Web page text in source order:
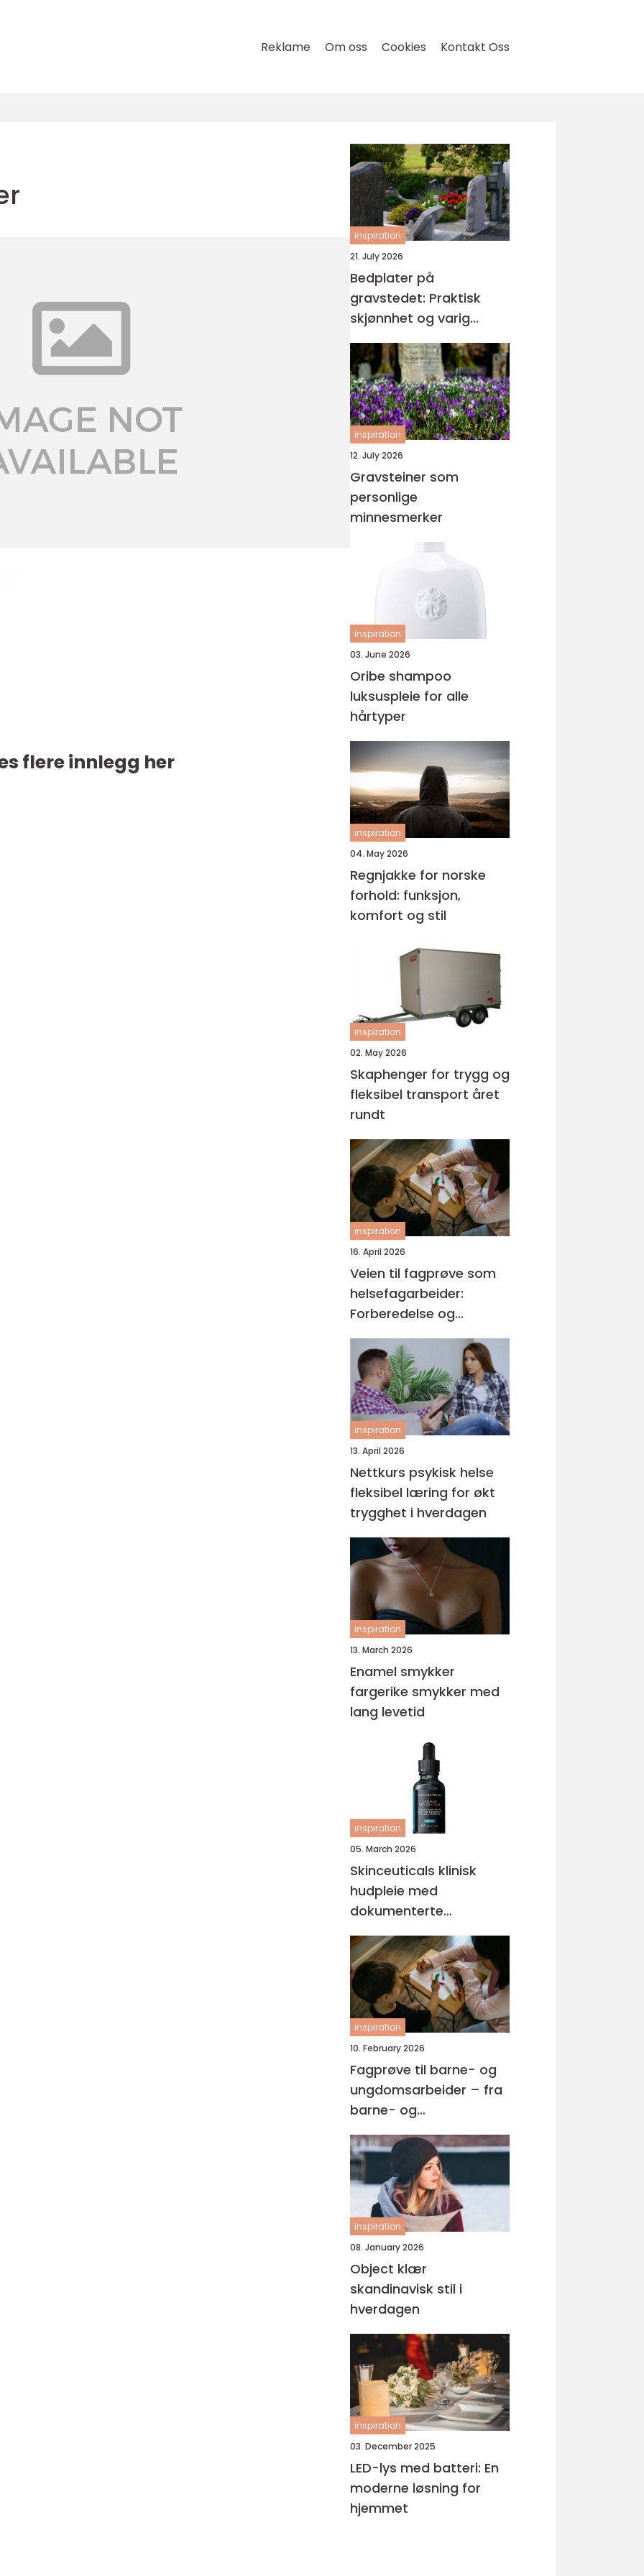
Reklame Om oss Cookies Kontakt Oss
flere innlegg her
inspiration
21. July 2026
Bedplater på
gravstedet: Praktisk
skjønnhet og varig
orden
inspiration
12. July 2026
Gravsteiner som
personlige
minnesmerker
inspiration
03. June 2026
Oribe shampoo
luksuspleie for alle
hårtyper
inspiration
04. May 2026
Regnjakke for norske
forhold: funksjon,
komfort og stil
inspiration
02. May 2026
Skaphenger for trygg og
fleksibel transport året
rundt
inspiration
16. April 2026
Veien til fagprøve som
helsefagarbeider:
Forberedelse og
kompetansemål
inspiration
13. April 2026
Nettkurs psykisk helse
fleksibel læring for økt
trygghet i hverdagen
inspiration
13. March 2026
Enamel smykker
fargerike smykker med
lang levetid
inspiration
05. March 2026
Skinceuticals klinisk
hudpleie med
dokumenterte
resultater
inspiration
10. February 2026
Fagprøve til barne- og
ungdomsarbeider – fra
barne- og
ungdsomarbeiderfaget
VG2 til fagbrev
inspiration
08. January 2026
Object klær
skandinavisk stil i
hverdagen
inspiration
03. December 2025
LED-lys med batteri: En
moderne løsning for
hjemmet